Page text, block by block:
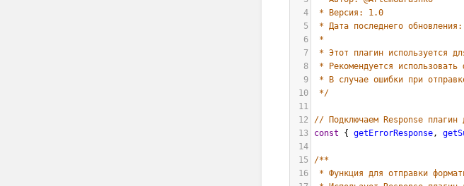
4
* Версия: 1.0
5
* Дата последнего
6
*
7
* Этот плагин используется
8
* Рекомендуется
9
* В случае ошибки при
10
*/
11
12
// Подключаем Response плагин
13
const { getErrorResponse,
14
15
/**
16
* Функция для отправки